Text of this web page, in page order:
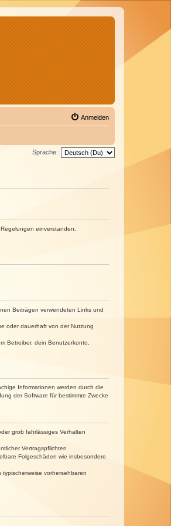
Anmelden
Sprache:
einverstanden.
Beiträgen verwendeten Links und
oder dauerhaft von der Nutzung
Betreiber, dein Benutzerkonto,
Informationen werden durch die
der Software für bestimmte Zwecke
grob fahrlässiges Verhalten
Vertragspflichten
Folgeschäden wie insbesondere
vorhersehbaren